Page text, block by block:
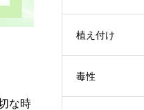
な時
植え付け
毒性